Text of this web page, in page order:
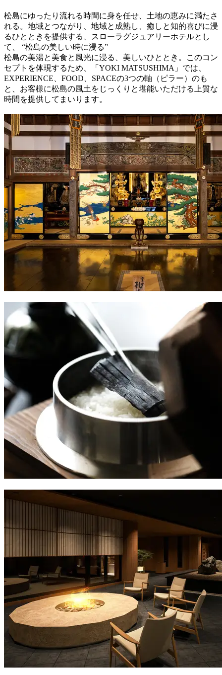
松島にゆったり流れる時間に身を任せ、土地の恵みに満たさ
れる。地域とつながり、地域と成熟し、癒しと知的喜びに浸
るひとときを提供する、スローラグジュアリーホテルとし
て、 “松島の美しい時に浸る”
松島の美湯と美食と風光に浸る、美しいひととき。このコン
セプトを体現するため、「YOKI MATSUSHIMA」では、
EXPERIENCE、FOOD、SPACEの3つの軸（ピラー）のも
と、お客様に松島の風土をじっくりと堪能いただける上質な
時間を提供してまいります。